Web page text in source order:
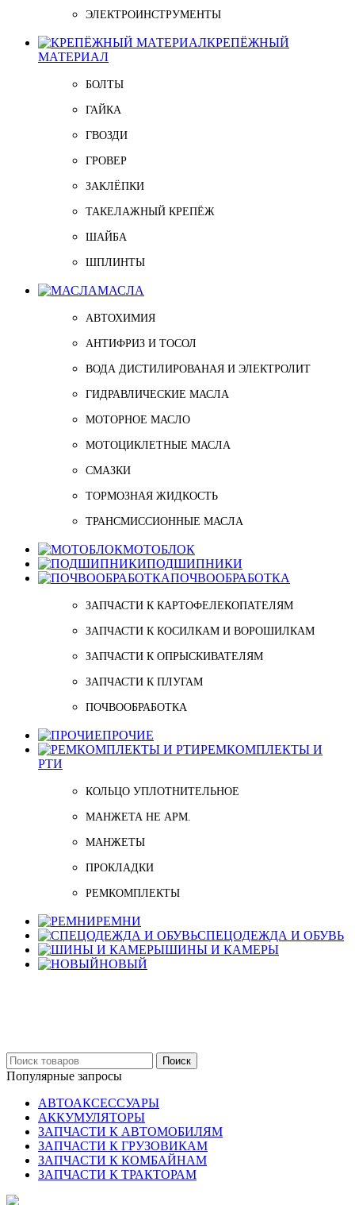
ЭЛЕКТРОИНСТРУМЕНТЫ
КРЕПЁЖНЫЙ
МАТЕРИАЛ
БОЛТЫ
ГАЙКА
ГВОЗДИ
ГРОВЕР
ЗАКЛЁПКИ
ТАКЕЛАЖНЫЙ КРЕПЁЖ
ШАЙБА
ШПЛИНТЫ
МАСЛА
АВТОХИМИЯ
АНТИФРИЗ И ТОСОЛ
ВОДА ДИСТИЛИРОВАНАЯ И ЭЛЕКТРОЛИТ
ГИДРАВЛИЧЕСКИЕ МАСЛА
МОТОРНОЕ МАСЛО
МОТОЦИКЛЕТНЫЕ МАСЛА
СМАЗКИ
ТОРМОЗНАЯ ЖИДКОСТЬ
ТРАНСМИССИОННЫЕ МАСЛА
МОТОБЛОК
ПОДШИПНИКИ
ПОЧВООБРАБОТКА
ЗАПЧАСТИ К КАРТОФЕЛЕКОПАТЕЛЯМ
ЗАПЧАСТИ К КОСИЛКАМ И ВОРОШИЛКАМ
ЗАПЧАСТИ К ОПРЫСКИВАТЕЛЯМ
ЗАПЧАСТИ К ПЛУГАМ
ПОЧВООБРАБОТКА
ПРОЧИЕ
РЕМКОМПЛЕКТЫ И
РТИ
КОЛЬЦО УПЛОТНИТЕЛЬНОЕ
МАНЖЕТА НЕ АРМ.
МАНЖЕТЫ
ПРОКЛАДКИ
РЕМКОМПЛЕКТЫ
РЕМНИ
СПЕЦОДЕЖДА И ОБУВЬ
ШИНЫ И КАМЕРЫ
НОВЫЙ
Поиск
Популярные запросы
АВТОАКСЕССУАРЫ
АККУМУЛЯТОРЫ
ЗАПЧАСТИ К АВТОМОБИЛЯМ
ЗАПЧАСТИ К ГРУЗОВИКАМ
ЗАПЧАСТИ К КОМБАЙНАМ
ЗАПЧАСТИ К ТРАКТОРАМ